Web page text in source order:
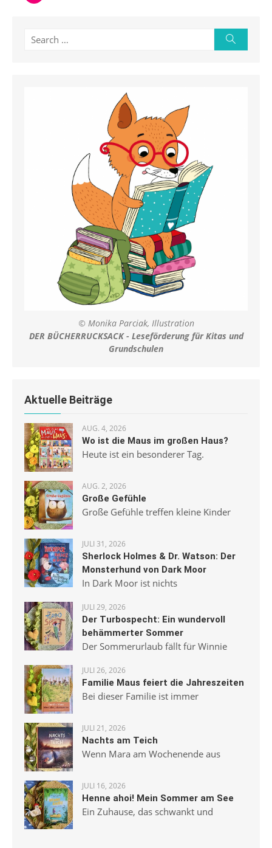
Search
© Monika Parciak, Illustration
DER BÜCHERRUCKSACK - Leseförderung für Kitas und
Grundschulen
Aktuelle Beiträge
AUG. 4, 2026
Wo ist die Maus im großen Haus?
Heute ist ein besonderer Tag.
AUG. 2, 2026
Große Gefühle
Große Gefühle treffen kleine Kinder
JULI 31, 2026
Sherlock Holmes & Dr. Watson: Der
Monsterhund von Dark Moor
In Dark Moor ist nichts
JULI 29, 2026
Der Turbospecht: Ein wundervoll
behämmerter Sommer
Der Sommerurlaub fällt für Winnie
JULI 26, 2026
Familie Maus feiert die Jahreszeiten
Bei dieser Familie ist immer
JULI 21, 2026
Nachts am Teich
Wenn Mara am Wochenende aus
JULI 16, 2026
Henne ahoi! Mein Sommer am See
Ein Zuhause, das schwankt und